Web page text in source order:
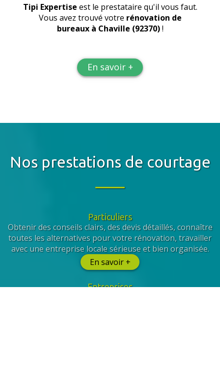
Tipi Expertise est le prestataire qu'il vous faut.
Vous avez trouvé votre rénovation de
bureaux à Chaville (92370)!
En savoir +
Nos prestations de courtage
Particuliers
Obtenir des conseils clairs, des devis détaillés, connaître
toutes les alternatives pour votre rénovation, travailler
avec une entreprise locale sérieuse et bien organisée.
En savoir +
Entreprises